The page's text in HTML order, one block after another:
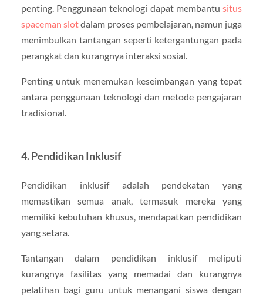
penting. Penggunaan teknologi dapat membantusitus
spaceman slotdalam proses pembelajaran, namun juga
menimbulkan tantangan seperti ketergantungan pada
perangkat dan kurangnya interaksi sosial.
Penting untuk menemukan keseimbangan yang tepat
antara penggunaan teknologi dan metode pengajaran
tradisional.
4.Pendidikan Inklusif
Pendidikan inklusif adalah pendekatan yang
memastikan semua anak, termasuk mereka yang
memiliki kebutuhan khusus, mendapatkan pendidikan
yang setara.
Tantangan dalam pendidikan inklusif meliputi
kurangnya fasilitas yang memadai dan kurangnya
pelatihan bagi guru untuk menangani siswa dengan